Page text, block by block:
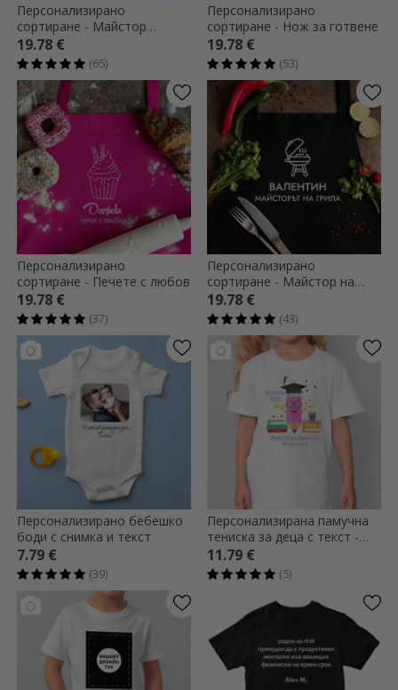
Персонализирано
сортиране - Майстор
готвач в кухнята
19.78 €
(65)
Персонализирано
сортиране - Нож за готвене
19.78 €
(53)
Персонализирано
сортиране - Печете с любов
19.78 €
(37)
Персонализирано
сортиране - Майстор на
грила
19.78 €
(43)
Персонализирано бебешко
боди с снимка и текст
7.79 €
(39)
Персонализирана памучна
тениска за деца с текст -
Graduate pencil
11.79 €
(5)